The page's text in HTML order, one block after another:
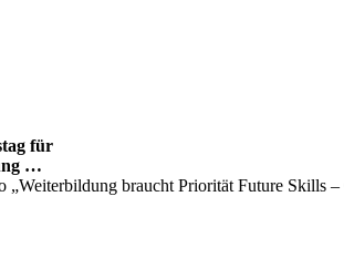
für
…
„Weiterbildung braucht Priorität Future Skills –